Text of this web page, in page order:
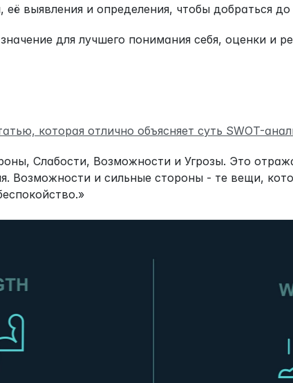
выявления и определения, чтобы добраться
для лучшего понимания себя, оценки и
которая отлично объясняет суть SWOT-
Слабости, Возможности и Угрозы. Это
Возможности и сильные стороны - те вещи,